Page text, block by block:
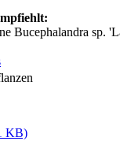
Bucephalandra sp.
KB)